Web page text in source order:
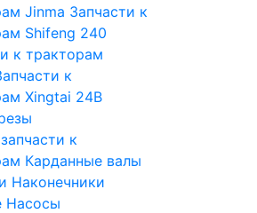
Jinma Запчасти к
Shifeng 240
к тракторам
к
Xingtai 24B
к
Карданные валы
Наконечники
Насосы